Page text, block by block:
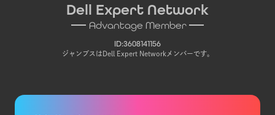
Dell Expert Network
Advantage Member
ID:3608141156
ジャンプスはDell Expert Networkメンバーです。